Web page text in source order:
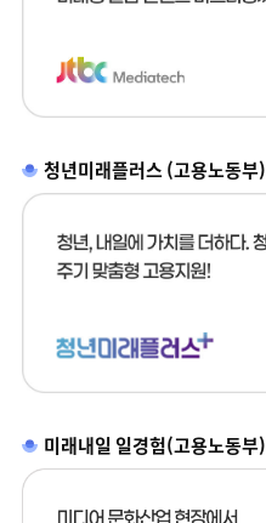
청년미래플러스 (고용노동부)
미래내일 일경험(고용노동부)